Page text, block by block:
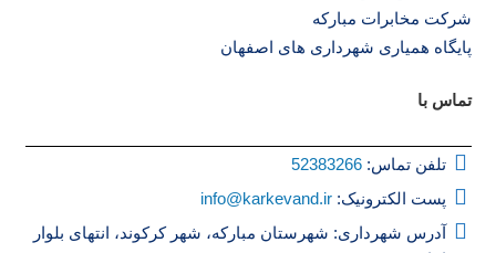
شرکت مخابرات مبارکه
پایگاه همیاری شهرداری های اصفهان
تماس با
تلفن تماس:52383266
پست الکترونیک:info@karkevand.ir
آدرس شهرداری: شهرستان مبارکه، شهر کرکوند، انتهای بلوار